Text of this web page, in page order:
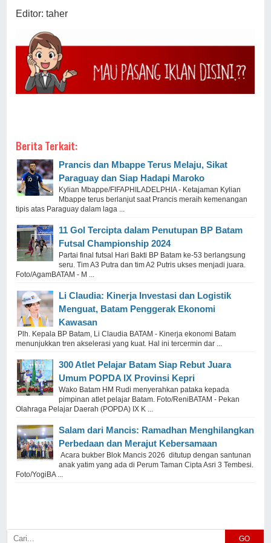
Editor: taher
Berita Terkait:
Prancis dan Mbappe Terus Melaju, Sikat
Paraguay dan Siap Hadapi Maroko
Kylian Mbappe/FIFAPHILADELPHIA - Ketajaman Kylian
Mbappe terus berlanjut saat Prancis meraih kemenangan
tipis atas Paraguay dalam laga ...
11 Gol Tercipta dalam Penutupan BP Batam
Futsal Championship 2024
Partai final futsal Hari Bakti BP Batam ke-53 berlangsung
seru. Tim A3 Putra dan tim A2 Putris ukses menjadi juara.
Foto/AgamBATAM - M ...
Li Claudia: Kinerja Investasi dan Logistik
Menguat, Batam Penggerak Ekonomi
Kawasan
Plh. Kepala BP Batam, Li Claudia BATAM - Kinerja ekonomi Batam
menunjukkan tren akselerasi yang kuat. Hal ini tercermin dar ...
300 Atlet Pelajar Batam Siap Rebut Juara
Umum POPDA IX Provinsi Kepri
Wako Batam HM Rudi menyerahkan pataka kepada
pimpinan atlet pelajar Batam. Foto/ReniBATAM - Pekan
Olahraga Pelajar Daerah (POPDA) IX K ...
Salam dari Mancis: Ramadhan Menghilangkan
Perbedaan dan Merajut Kebersamaan
Acara bukber Blok Mancis 2026 ditutup dengan santunan
anak yatim yang ada di Perum Taman Cipta Asri 3 Tembesi.
Foto/YogiBA ...
GO